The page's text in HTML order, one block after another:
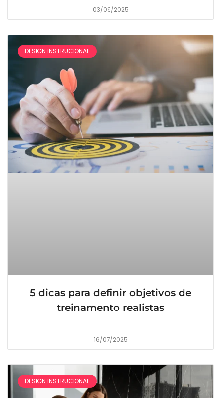
03/09/2025
DESIGN INSTRUCIONAL
5 dicas para definir objetivos de
treinamento realistas
16/07/2025
DESIGN INSTRUCIONAL